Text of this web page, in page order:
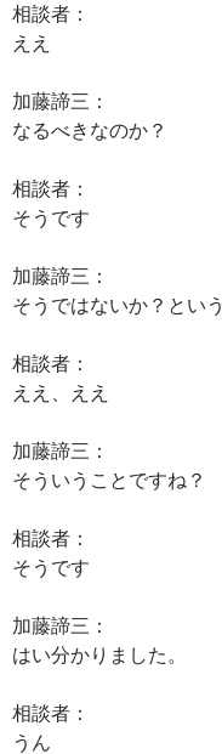
相談者：
ええ
加藤諦三：
なるべきなのか？
相談者：
そうです
加藤諦三：
そうではないか？という
相談者：
ええ、ええ
加藤諦三：
そういうことですね？
相談者：
そうです
加藤諦三：
はい分かりました。
相談者：
うん